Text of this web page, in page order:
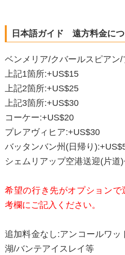
日本語ガイド 遠方料金に
ベンメリア/クバールスピアン
上記1箇所:+US$15
上記2箇所:+US$25
上記3箇所:+US$30
コーケー:+US$20
プレアヴィヒア:+US$30
バッタンバン州(日帰り
シェムリアップ空港送迎(片道
希望の行き先がオプション
考欄にご記入ください。
追加料金なし:アンコールワッ
湖/バンテアイスレイ等